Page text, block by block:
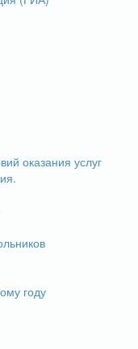
оказания услуг
году